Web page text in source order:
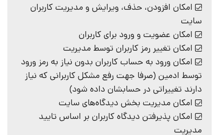
امکان افزودن، حذف، ویرایش و مدیریت کاربران
سایت
امکان عضویت و ورود برای کاربران
امکان تغییر رمز کاربران توسط مدیریت
امکان ورود به حساب‌ کاربران بدون نیاز به رمز ورود
توسط ادمین (صرفا جهت رفع مشکل کاربرانی که نیاز
دارند تغییراتی در حسابشان داده شود)
امکان مدیریت بخش دیدگاه‌های سایت
امکان پذیرفتن دیدگاه کاربران بر اساس تایید
مدیریت